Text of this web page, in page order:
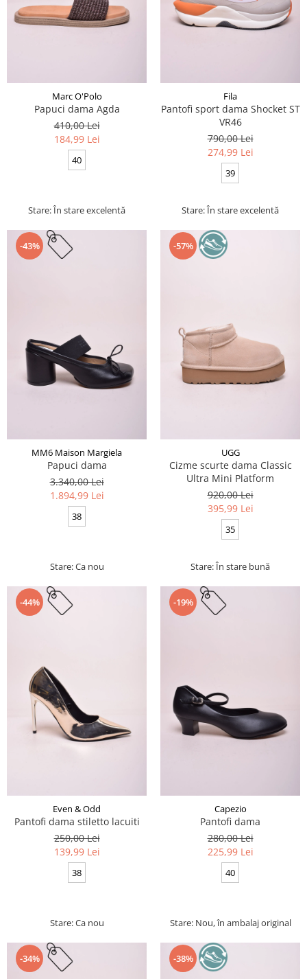
Marc O'Polo
Papuci dama Agda
410,00 Lei
184,99 Lei
40
Stare: În stare excelentă
Fila
Pantofi sport dama Shocket ST
VR46
790,00 Lei
274,99 Lei
39
Stare: În stare excelentă
-43%
MM6 Maison Margiela
Papuci dama
3.340,00 Lei
1.894,99 Lei
38
Stare: Ca nou
-57%
UGG
Cizme scurte dama Classic
Ultra Mini Platform
920,00 Lei
395,99 Lei
35
Stare: În stare bună
-44%
Even & Odd
Pantofi dama stiletto lacuiti
250,00 Lei
139,99 Lei
38
Stare: Ca nou
-19%
Capezio
Pantofi dama
280,00 Lei
225,99 Lei
40
Stare: Nou, în ambalaj original
-34% -38%